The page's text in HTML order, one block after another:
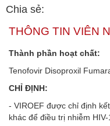
Chia sẻ:
THÔNG TIN VIÊN
Thành phần hoạt chất:
Tenofovir Disoproxil
CHỈ ĐỊNH:
- VIROEF được chỉ định
khác để điều trị nhiễm